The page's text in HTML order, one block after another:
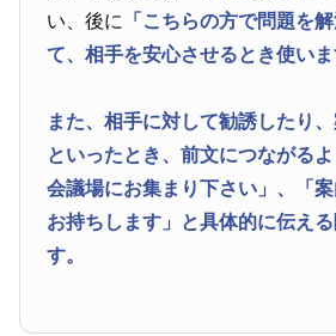
い、後に
「こちらの方で問題を
て、相手を安心させるとき使いま
また、相手に対して勧誘したり
といったとき、前文につながるよ
会議場にお集まり下さい」 、
「
お持ちします」 と具体的に伝え
す。